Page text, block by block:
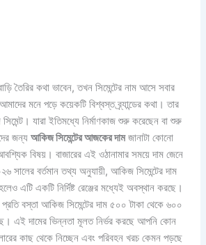
তৈরির কথা ভাবেন, তখন সিমেন্টের নাম আসে সবার
মনে পড়ে কয়েকটি বিশ্বস্ত ব্র্যান্ডের কথা। তার
যারা ইতিমধ্যে নির্মাণকাজ শুরু করেছেন বা শুরু
জন্যআকিজ সিমেন্টের আজকের দামজানাটা কোনো
বিষয়। বাজারের এই ওঠানামার সময়ে দাম জেনে
সালের বর্তমান তথ্য অনুযায়ী, আকিজ সিমেন্টের দাম
এটি একটি নির্দিষ্ট রেঞ্জের মধ্যেই অবস্থান করছে।
বস্তা আকিজ সিমেন্টের দাম ৫০০ টাকা থেকে ৬০০
এই দামের ভিন্নতা মূলত নির্ভর করছে আপনি কোন
কাছ থেকে নিচ্ছেন এবং পরিবহন খরচ কেমন পড়ছে